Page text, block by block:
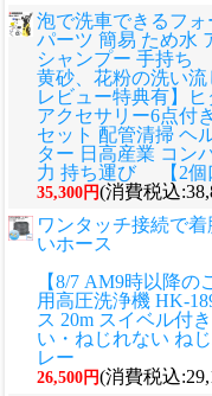
泡で洗車できるフ
パーツ 簡易 ため水
シャンプー 手持ち
黄砂、花粉の洗い流
レビュー特典有】
アクセサリー6点付
セット 配管清掃 ヘ
ター 日高産業 コン
力 持ち運び 【2個
35,300円(消費税込
ワンタッチ接続で
いホース
【8/7 AM9時以降
用高圧洗浄機 HK-
ス 20m スイベル付
い・ねじれない ね
レー
26,500円(消費税込